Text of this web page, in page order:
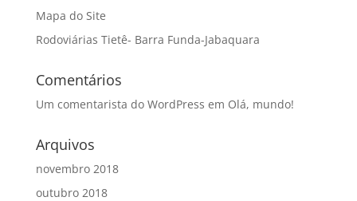
Mapa do Site
Rodoviárias Tietê- Barra Funda-Jabaquara
Comentários
Um comentarista do WordPress em Olá, mundo!
Arquivos
novembro 2018
outubro 2018